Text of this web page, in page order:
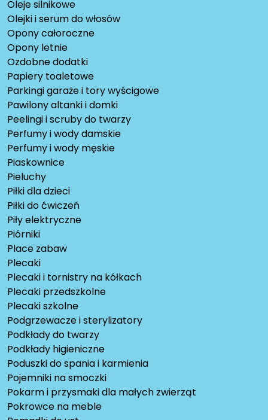
Oleje silnikowe
Olejki i serum do włosów
Opony całoroczne
Opony letnie
Ozdobne dodatki
Papiery toaletowe
Parkingi garaże i tory wyścigowe
Pawilony altanki i domki
Peelingi i scruby do twarzy
Perfumy i wody damskie
Perfumy i wody męskie
Piaskownice
Pieluchy
Piłki dla dzieci
Piłki do ćwiczeń
Piły elektryczne
Piórniki
Place zabaw
Plecaki
Plecaki i tornistry na kółkach
Plecaki przedszkolne
Plecaki szkolne
Podgrzewacze i sterylizatory
Podkłady do twarzy
Podkłady higieniczne
Poduszki do spania i karmienia
Pojemniki na smoczki
Pokarm i przysmaki dla małych zwierząt
Pokrowce na meble